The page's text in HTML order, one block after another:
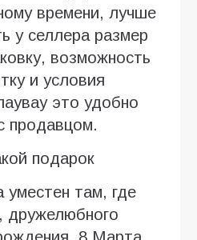
времени, лучше
у селлера размер
возможность
и условия
это удобно
продавцом.
подарок
уместен там, где
дружелюбного